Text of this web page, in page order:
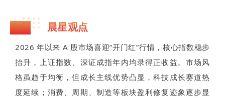
晨星观点
2026 年以来 A 股市场喜迎“开门红”行情，核心指数稳步
抬升，上证指数、深证成指年内均录得正收益。市场风
格虽趋于均衡，但成长主线优势凸显，科技成长赛道热
度延续；消费、周期、制造等板块盈利修复迹象逐步显